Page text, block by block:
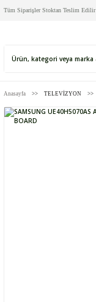
Tüm Siparişler Stoktan Teslim Edilir
Anasayfa TELEVİZYON